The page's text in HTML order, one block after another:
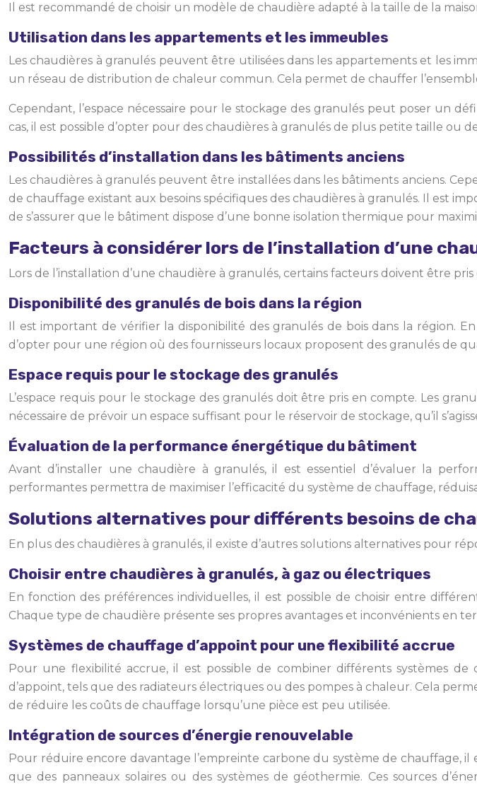
Il est recommandé de choisir un modèle de chaudière adapté à la taille de la
Utilisation dans les appartements et les immeubles
Les chaudières à granulés peuvent être utilisées dans les appartements et les
un réseau de distribution de chaleur commun. Cela permet de chauffer
Cependant, l’espace nécessaire pour le stockage des granulés peut poser un
cas, il est possible d’opter pour des chaudières à granulés de plus petite taille ou
Possibilités d’installation dans les bâtiments anciens
Les chaudières à granulés peuvent être installées dans les bâtiments anciens.
de chauffage existant aux besoins spécifiques des chaudières à granulés. Il est
de s’assurer que le bâtiment dispose d’une bonne isolation thermique pour
Facteurs à considérer lors de l’installation d’une
Lors de l’installation d’une chaudière à granulés, certains facteurs doivent être
Disponibilité des granulés de bois dans la région
Il est important de vérifier la disponibilité des granulés de bois dans la région.
d’opter pour une région où des fournisseurs locaux proposent des granulés de
Espace requis pour le stockage des granulés
L’espace requis pour le stockage des granulés doit être pris en compte. Les
nécessaire de prévoir un espace suffisant pour le réservoir de stockage, qu’il
Évaluation de la performance énergétique du bâtiment
Avant d’installer une chaudière à granulés, il est essentiel d’évaluer la
performantes permettra de maximiser l’efficacité du système de chauffage,
Solutions alternatives pour différents besoins de
En plus des chaudières à granulés, il existe d’autres solutions alternatives pour
Choisir entre chaudières à granulés, à gaz ou électriques
En fonction des préférences individuelles, il est possible de choisir entre
Chaque type de chaudière présente ses propres avantages et inconvénients en
Systèmes de chauffage d’appoint pour une flexibilité accrue
Pour une flexibilité accrue, il est possible de combiner différents systèmes
d’appoint, tels que des radiateurs électriques ou des pompes à chaleur. Cela
de réduire les coûts de chauffage lorsqu’une pièce est peu utilisée.
Intégration de sources d’énergie renouvelable
Pour réduire encore davantage l’empreinte carbone du système de chauffage,
que des panneaux solaires ou des systèmes de géothermie. Ces sources